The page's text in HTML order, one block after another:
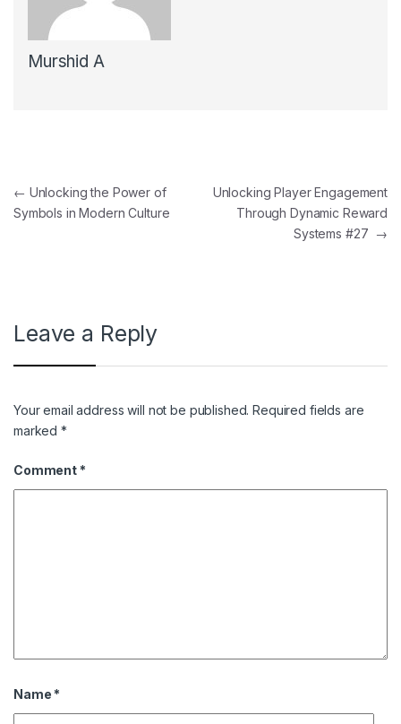
Murshid A
Post navigation
← Unlocking the Power of
Symbols in Modern Culture
Unlocking Player Engagement
Through Dynamic Reward
Systems #27 →
Leave a Reply
Your email address will not be published. Required fields are
marked*
Comment *
Name *